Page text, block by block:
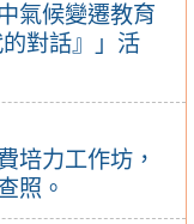
氣候變遷教育
對話』」活
培力工作坊，
照。